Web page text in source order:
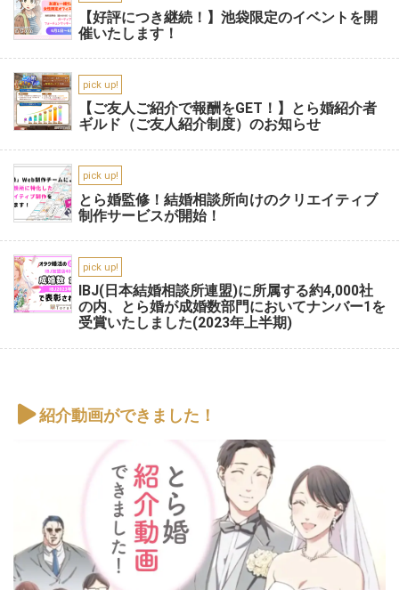
【好評につき継続！】池袋限定のイベントを開
催いたします！
pick up!
【ご友人ご紹介で報酬をGET！】とら婚紹介者
ギルド（ご友人紹介制度）のお知らせ
pick up!
とら婚監修！結婚相談所向けのクリエイティブ
制作サービスが開始！
pick up!
IBJ(日本結婚相談所連盟)に所属する約4,000社
の内、とら婚が成婚数部門においてナンバー1を
受賞いたしました(2023年上半期)
紹介動画ができました！